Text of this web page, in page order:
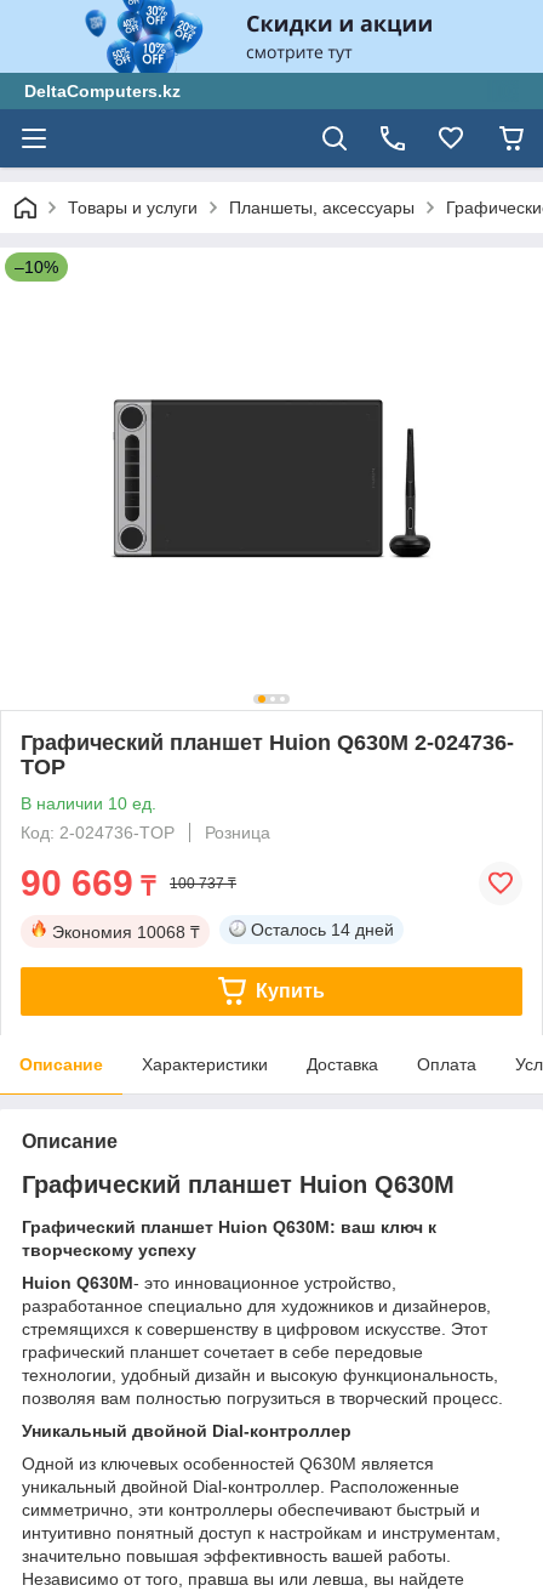
DeltaComputers.kz
Товары и услуги Планшеты, аксессуары
–10%
Графический планшет Huion Q630M 2-024736-
TOP
В наличии 10 ед.
Код: 2-024736-TOP
Розница
90 669 ₸ 100 737 ₸
Экономия 10068 ₸ Осталось 14 дней
Купить
Описание Характеристики Доставка Оплата
Описание
Графический планшет Huion Q630M
Графический планшет Huion Q630M: ваш ключ к
творческому успеху
Huion Q630M- это инновационное устройство,
разработанное специально для художников и дизайнеров,
стремящихся к совершенству в цифровом искусстве. Этот
графический планшет сочетает в себе передовые
технологии, удобный дизайн и высокую функциональность,
позволяя вам полностью погрузиться в творческий процесс.
Уникальный двойной Dial-контроллер
Одной из ключевых особенностей Q630M является
уникальный двойной Dial-контроллер. Расположенные
симметрично, эти контроллеры обеспечивают быстрый и
интуитивно понятный доступ к настройкам и инструментам,
значительно повышая эффективность вашей работы.
Независимо от того, правша вы или левша, вы найдете